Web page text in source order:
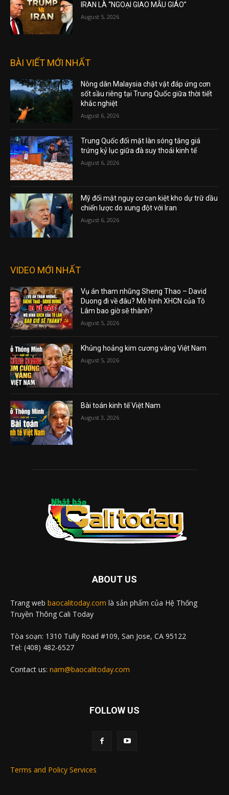
IRAN LÀ “NGOẠI GIAO MẪU GIÁO”
August 5, 2026
BÀI VIẾT MỚI NHẤT
Nông dân Malaysia chật vật đáp ứng cơn
sốt sầu riêng tại Trung Quốc giữa thời tiết
khắc nghiệt
August 6, 2026
Trung Quốc đối mặt làn sóng tăng giá
trứng kỷ lục giữa đà suy thoái kinh tế
August 6, 2026
Mỹ đối mặt nguy cơ cạn kiệt kho dự trữ dầu
chiến lược do xung đột với Iran
August 6, 2026
VIDEO MỚI NHẤT
Vụ án tham nhũng Sheng Thao – David
Duong đi về đâu? Mô hình XHCN của Tô
Lâm bao giờ sẽ thành?
August 5, 2026
Khủng hoảng kim cương vàng Việt Nam
August 5, 2026
Bài toán kinh tế Việt Nam
August 3, 2026
ABOUT US
Trang web baocalitoday.com là sản phẩm của Hệ Thống
Truyền Thông Cali Today
Tòa soạn: 1310 Tully Road #109, San Jose, CA 95122
Tel: (408) 482-6527
Contact us: nam@baocalitoday.com
FOLLOW US
Terms and Policy Services